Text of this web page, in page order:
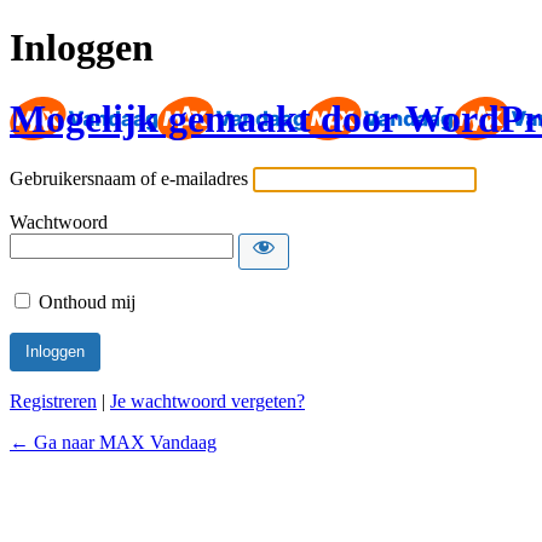
Inloggen
Mogelijk gemaakt door
Gebruikersnaam of e-mailadres
Wachtwoord
Onthoud mij
Registreren | Je wachtwoord vergeten?
← Ga naar MAX Vandaag